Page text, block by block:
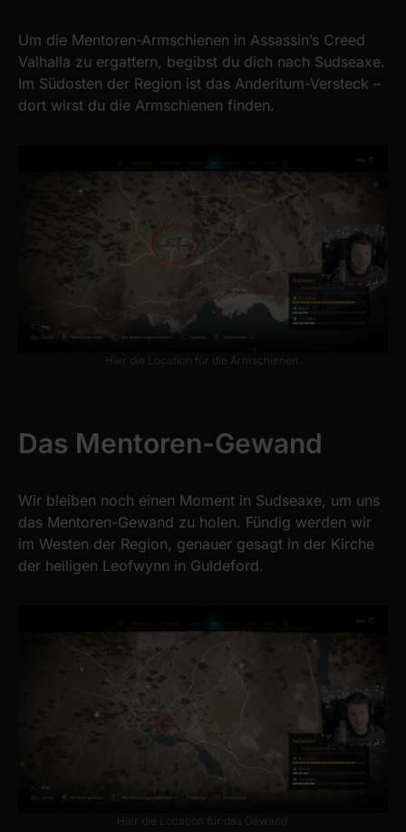
Um die Mentoren-Armschienen in Assassin’s Creed
Valhalla zu ergattern, begibst du dich nach Sudseaxe.
Im Südosten der Region ist das Anderitum-Versteck –
dort wirst du die Armschienen finden.
Hier die Location für die Armschienen.
Das Mentoren-Gewand
Wir bleiben noch einen Moment in Sudseaxe, um uns
das Mentoren-Gewand zu holen. Fündig werden wir
im Westen der Region, genauer gesagt in der Kirche
der heiligen Leofwynn in Guldeford.
Hier die Location für das Gewand.